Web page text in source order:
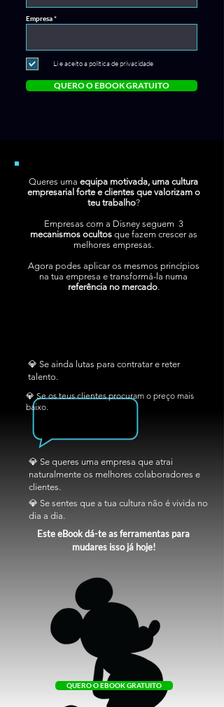
Empresa
Li e aceito a política de privacidade
QUERO O EBOOK GRATUITO
Queres uma equipa motivada, uma cultura
empresarial forte e clientes que valorizam o
teu trabalho?​
Empresas com a Disney seguem 3
mecanismos ocultosque fazem crescer as
melhores empresas.​​
Agora podes aplicar os mesmos princípios
na tua empresa e transformá-la numa
referência no mercado.
💎 Se ainda lutas para contratar e reter
talento.
💎 Se os teus clientes procuram o preço mais
baixo.
💎 Se queres uma empresa que atrai
naturalmente os melhores colaboradores e
clientes.
💎 Se sentes que a tua cultura não é vivida no
dia a dia.
Este eBook dá-te as ferramentas para
mudares isso já hoje!
QUERO O EBOOK GRATUITO